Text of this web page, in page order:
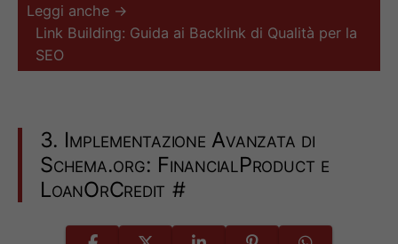
Leggi anche →
Link Building: Guida ai Backlink di Qualità per la
SEO
3. Implementazione Avanzata di
Schema.org: FinancialProduct e
LoanOrCredit #